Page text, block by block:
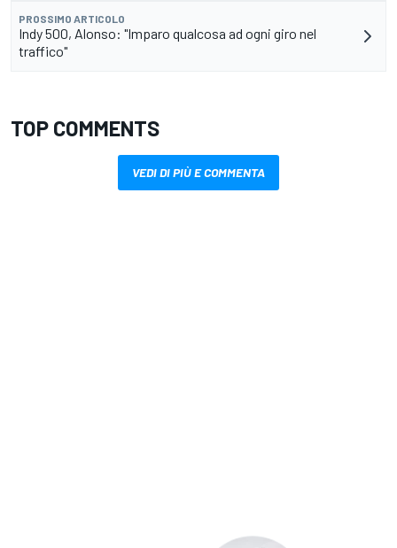
PROSSIMO ARTICOLO
Indy 500, Alonso: "Imparo qualcosa ad ogni giro nel
traffico"
TOP COMMENTS
VEDI DI PIÙ E COMMENTA